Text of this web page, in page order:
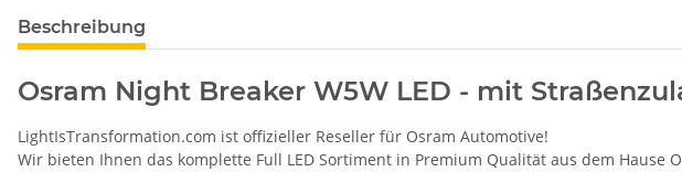
Beschreibung
Osram Night Breaker W5W LED - mit
LightIsTransformation.com ist offizieller Reseller für Osram Automotive!
Wir bieten Ihnen das komplette Full LED Sortiment in Premium Qualität aus dem Hause